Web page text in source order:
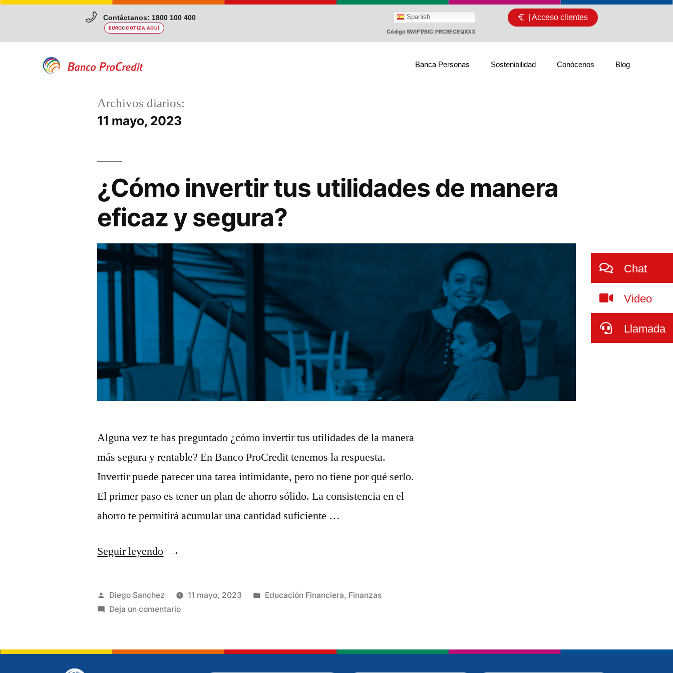
Contáctanos: 1800 100 400
EURO0|COTIZA AQUÍ
Spanish
Código SWIFT/BIC: PRCBECEQXXX
| Acceso clientes
Banca Personas Sostenibilidad Conócenos Blog
Archivos diarios:
11 mayo, 2023
¿Cómo invertir tus utilidades de manera
eficaz y segura?
Alguna vez te has preguntado ¿cómo invertir tus utilidades de la manera
más segura y rentable? En Banco ProCredit tenemos la respuesta.
Invertir puede parecer una tarea intimidante, pero no tiene por qué serlo.
El primer paso es tener un plan de ahorro sólido. La consistencia en el
ahorro te permitirá acumular una cantidad suficiente …
Seguir leyendo
Diego Sanchez 11 mayo, 2023 Educación Financiera, Finanzas
Deja un comentario
Chat
Video
Llamada